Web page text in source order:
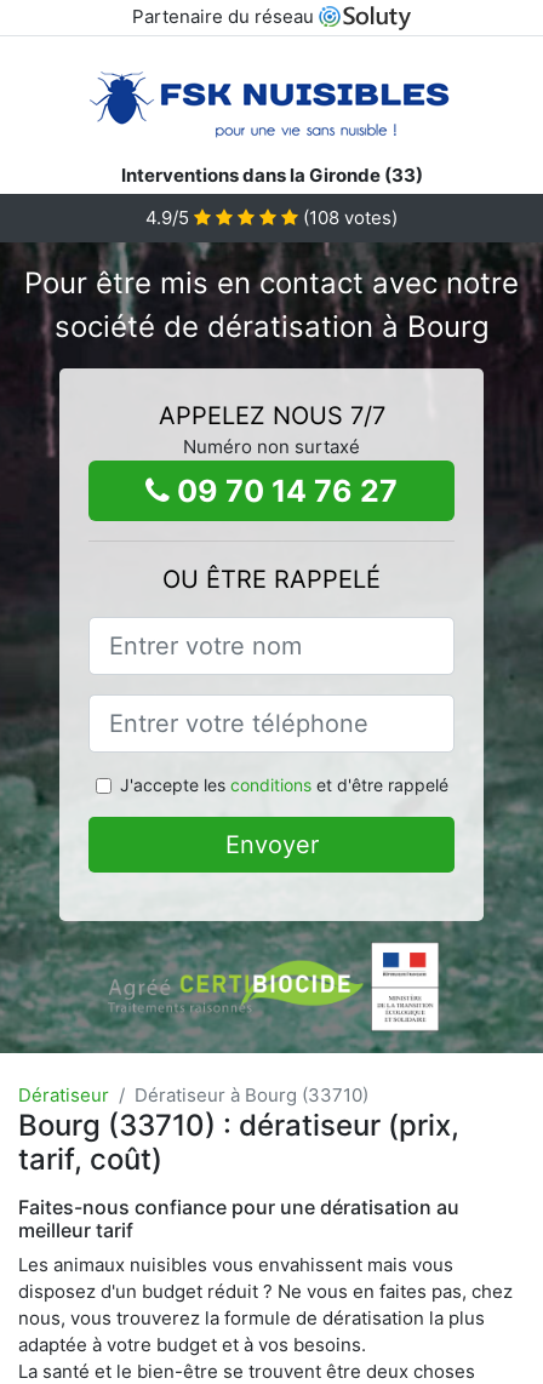
Partenaire du réseau
Interventions dans la Gironde (33)
4.9/5
(108 votes)
Pour être mis en contact avec notre
société de dératisation à Bourg
APPELEZ NOUS 7/7
Numéro non surtaxé
09 70 14 76 27
OU ÊTRE RAPPELÉ
J'accepte les conditionset d'être rappelé
Envoyer
Dératiseur Dératiseur à Bourg (33710)
Bourg (33710) : dératiseur (prix,
tarif, coût)
Faites-nous confiance pour une dératisation au
meilleur tarif
Les animaux nuisibles vous envahissent mais vous
disposez d'un budget réduit ? Ne vous en faites pas, chez
nous, vous trouverez la formule de dératisation la plus
adaptée à votre budget et à vos besoins.
La santé et le bien-être se trouvent être deux choses